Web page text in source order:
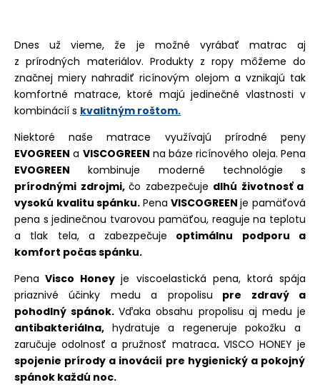
Dnes už vieme, že je možné vyrábať matrac aj
zprírodných materiálov. Produkty z ropy môžeme do
značnej miery nahradiť ricínovým olejom a vznikajú tak
komfortné matrace, ktoré majú jedinečné vlastnosti v
kombinácií s kvalitným roštom.
Niektoré naše matrace využívajú prírodné peny
EVOGREEN a VISCOGREEN na báze ricínového oleja. Pena
EVOGREEN kombinuje moderné technológie s
prírodnými zdrojmi,čo zabezpečuje dlhú životnosť a
vysokú kvalitu spánku. Pena VISCOGREENje pamäťová
pena s jedinečnou tvarovou pamäťou, reaguje na teplotu
a tlak tela, a zabezpečuje optimálnu podporu a
komfort počas spánku.
Pena Visco Honeyje viscoelastická pena, ktorá spája
priaznivé účinky medu a propolisu pre zdravý a
pohodlný spánok.Vďaka obsahu propolisu aj medu je
antibakteriálna, hydratuje a regeneruje pokožku a
zaručuje odolnosť a pružnosť matraca. VISCO HONEY je
spojenie prírody a inovácií pre hygienický a pokojný
spánok každú noc.